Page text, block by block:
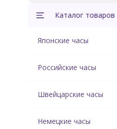
Каталог товаров
Японские часы
Российские часы
Швейцарские часы
Немецкие часы